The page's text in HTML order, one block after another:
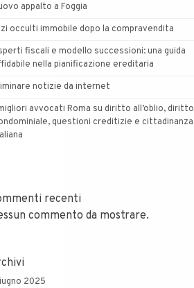
appalto a Foggia
occulti immobile dopo la compravendita
fiscali e modello successioni: una guida
nella pianificazione ereditaria
notizie da internet
avvocati Roma su diritto all’oblio, diritto
questioni creditizie e cittadinanza
recenti
commento da mostrare.
2025